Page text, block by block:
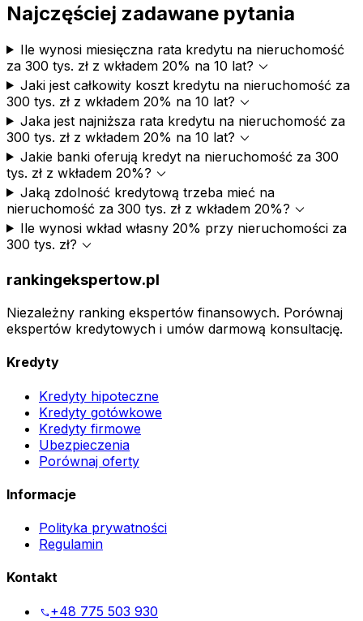
Najczęściej zadawane pytania
Ile wynosi miesięczna rata kredytu na nieruchomość
za 300 tys. zł z wkładem 20% na 10 lat? expand_more
Jaki jest całkowity koszt kredytu na nieruchomość za
300 tys. zł z wkładem 20% na 10 lat? expand_more
Jaka jest najniższa rata kredytu na nieruchomość za
300 tys. zł z wkładem 20% na 10 lat? expand_more
Jakie banki oferują kredyt na nieruchomość za 300
tys. zł z wkładem 20%? expand_more
Jaką zdolność kredytową trzeba mieć na
nieruchomość za 300 tys. zł z wkładem 20%? expand_more
Ile wynosi wkład własny 20% przy nieruchomości za
300 tys. zł? expand_more
rankingekspertow.pl
Niezależny ranking ekspertów finansowych. Porównaj
ekspertów kredytowych i umów darmową konsultację.
Kredyty
Kredyty hipoteczne
Kredyty gotówkowe
Kredyty firmowe
Ubezpieczenia
Porównaj oferty
Informacje
Polityka prywatności
Regulamin
Kontakt
phone+48 775 503 930